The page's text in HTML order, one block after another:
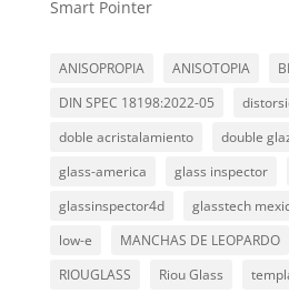
Smart Pointer
ANISOPROPIA ANISOTOPIA
DIN SPEC 18198:2022-05
doble acristalamiento
double
glass-america
glass inspector
glassinspector4d
glasstech
low-e
MANCHAS DE LEOPARDO
RIOUGLASS
Riou Glass